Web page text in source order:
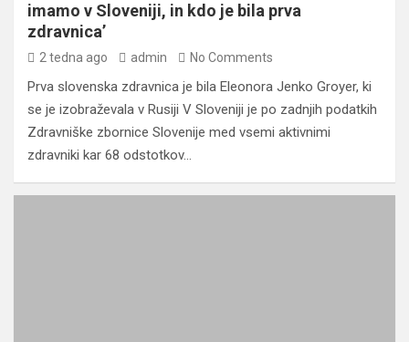
imamo v Sloveniji, in kdo je bila prva
zdravnica’
2 tedna ago admin No Comments
Prva slovenska zdravnica je bila Eleonora Jenko Groyer, ki
se je izobraževala v Rusiji V Sloveniji je po zadnjih podatkih
Zdravniške zbornice Slovenije med vsemi aktivnimi
zdravniki kar 68 odstotkov…